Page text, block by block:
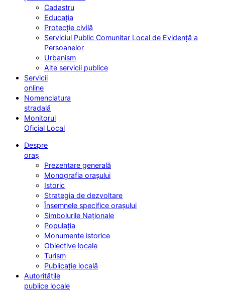
Cadastru
Educația
Protecție civilă
Serviciul Public Comunitar Local de Evidență a
Persoanelor
Urbanism
Alte servicii publice
Servicii
online
Nomenclatura
stradală
Monitorul
Oficial Local
Despre
oraș
Prezentare generală
Monografia orașului
Istoric
Strategia de dezvoltare
Însemnele specifice orașului
Simbolurile Naționale
Populația
Monumente istorice
Obiective locale
Turism
Publicație locală
Autoritățile
publice locale